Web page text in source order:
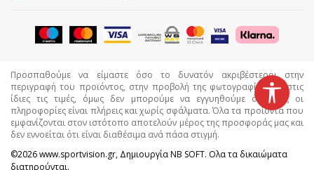
Προσπαθούμε να είμαστε όσο το δυνατόν ακριβέστεροι στην
περιγραφή του προϊόντος, στην προβολή της φωτογραφίας και στις
ίδιες τις τιμές, όμως δεν μπορούμε να εγγυηθούμε ότι όλες οι
πληροφορίες είναι πλήρεις και χωρίς σφάλματα. Όλα τα προϊόντα που
εμφανίζονται στον ιστότοπο αποτελούν μέρος της προσφοράς μας και
δεν εννοείται ότι είναι διαθέσιμα ανά πάσα στιγμή.
©2026www.sportvision.gr, ΔημιουργίαNB SOFT. Ολα τα δικαιώματα
διατηρούνται.